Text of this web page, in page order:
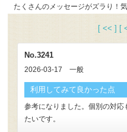
たくさんのメッセージがズラり！
[ << ] [
No.3241
2026-03-17 一般
利用してみて良かった点
参考になりました。個別の対応
たいです。